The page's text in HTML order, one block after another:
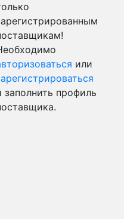
или
заполнить профиль